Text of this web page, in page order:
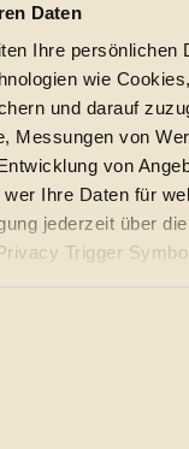
Daten
Ihre persönlichen
wie
und darauf
Messungen von
von
Ihre Daten für
jederzeit über
Trigger
gerne:
nach bestimmten
der Branche